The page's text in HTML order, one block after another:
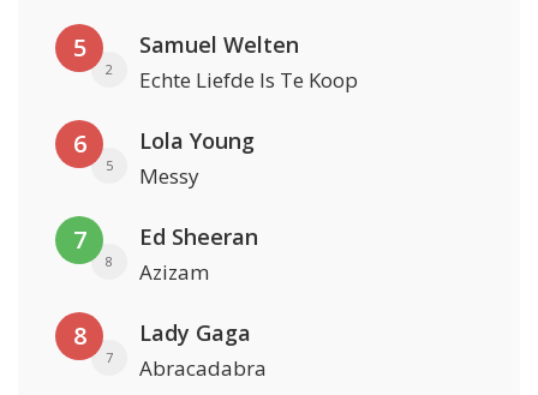
5
2
Samuel Welten
Echte Liefde Is Te Koop
6
5
Lola Young
Messy
7
8
Ed Sheeran
Azizam
8
7
Lady Gaga
Abracadabra